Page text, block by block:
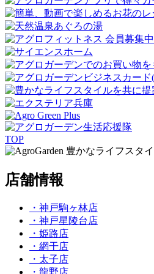
TOP
豊かなライフスタ
店舗情報
・神戸駒ヶ林店
・神戸星陵台店
・姫路店
・網干店
・太子店